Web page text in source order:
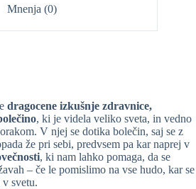
Mnenja (0)
dragocene izkušnje zdravnice,
, ki je videla veliko sveta, in vedno
V njej se dotika bolečin, saj se z
že pri sebi, predvsem pa kar naprej v
, ki nam lahko pomaga, da se
– če le pomislimo na vse hudo, kar se
v svetu.